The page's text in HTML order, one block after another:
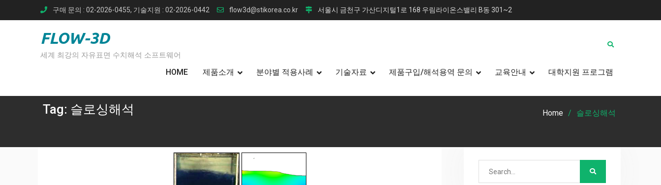
to
구매 문의 : 02-2026-0455, 기술지원 : 02-2026-0442 flow3d@stikorea.co.kr 서울시 금천구 가산디지털1로 168 우림라이온스밸리 B동 301~2
FLOW-3D
세계 최강의 자유표면 수치해석 소프트웨어
HOME 제품소개 분야별 적용사례 기술자료 제품구입/해석용역 문의 교육안내 대학지원 프로그램
Tag: 슬로싱해석 Home 슬로싱해석